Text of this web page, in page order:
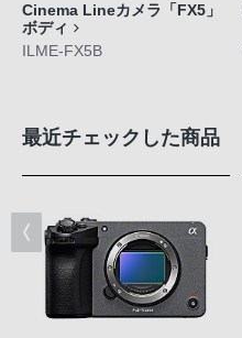
Cinema Lineカメラ「FX5」
ボディ
ILME-FX5B
最近チェックした商品